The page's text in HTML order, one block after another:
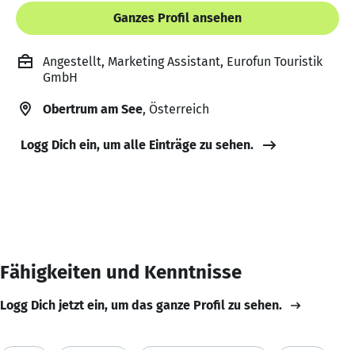
Ganzes Profil ansehen
Angestellt, Marketing Assistant, Eurofun Touristik
GmbH
Obertrum am See, Österreich
Logg Dich ein, um alle Einträge zu sehen.
Fähigkeiten und Kenntnisse
Logg Dich jetzt ein, um das ganze Profil zu sehen.